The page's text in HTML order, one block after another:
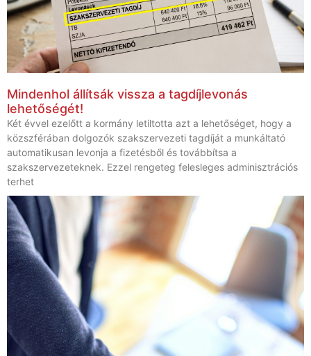
Mindenhol állítsák vissza a tagdíjlevonás
lehetőségét!
Két évvel ezelőtt a kormány letiltotta azt a lehetőséget, hogy a
közszférában dolgozók szakszervezeti tagdíját a munkáltató
automatikusan levonja a fizetésből és továbbítsa a
szakszervezeteknek. Ezzel rengeteg felesleges adminisztrációs
terhet